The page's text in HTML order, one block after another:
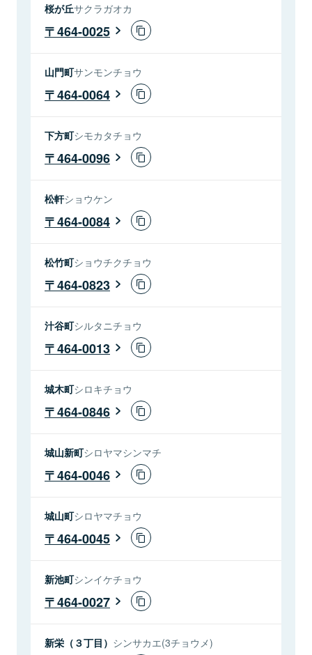
桜が丘サクラガオカ
464-0025
山門町サンモンチョウ
464-0064
下方町シモカタチョウ
464-0096
松軒ショウケン
464-0084
松竹町ショウチクチョウ
464-0823
汁谷町シルタニチョウ
464-0013
城木町シロキチョウ
464-0846
城山新町シロヤマシンマチ
464-0046
城山町シロヤマチョウ
464-0045
新池町シンイケチョウ
464-0027
新栄（３丁目） シンサカエ(3チョウメ)